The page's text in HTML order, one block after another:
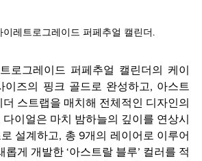
이레트로그레이드 퍼페추얼 캘린더.
로그레이드 퍼페추얼 캘린더의 케이
이즈의 핑크 골드로 완성하고, 아스트
스트랩을 매치해 전체적인 디자인의
이얼은 마치 밤하늘의 깊이를 연상시
설계하고, 총 9개의 레이어로 이루어
게 개발한 ‘아스트랄 블루’ 컬러를 적